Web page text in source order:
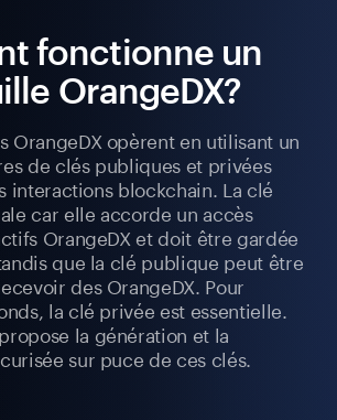
fonctionne un
OrangeDX?
OrangeDX opèrent en utilisant un
de clés publiques et privées
interactions blockchain. La clé
car elle accorde un accès
OrangeDX et doit être gardée
que la clé publique peut être
des OrangeDX. Pour
la clé privée est essentielle.
la génération et la
sur puce de ces clés.